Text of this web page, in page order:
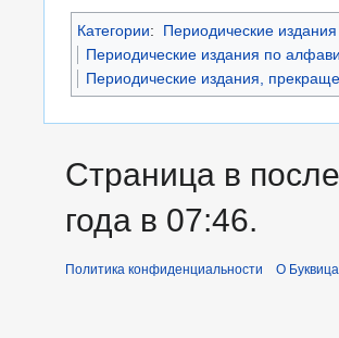
Категории:
Периодические
Периодические издания по
Периодические издания,
Страница в
года в 07:46.
Политика конфиденциальности О Буквица